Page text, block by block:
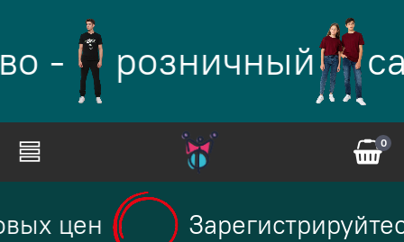
- розничный
0
цен